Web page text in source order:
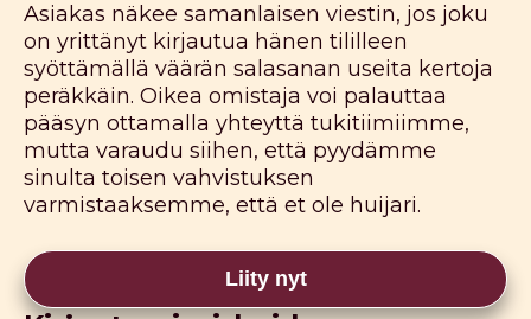
Asiakas näkee samanlaisen viestin, jos joku
on yrittänyt kirjautua hänen tililleen
syöttämällä väärän salasanan useita kertoja
peräkkäin. Oikea omistaja voi palauttaa
pääsyn ottamalla yhteyttä tukitiimiimme,
mutta varaudu siihen, että pyydämme
sinulta toisen vahvistuksen
varmistaaksemme, että et ole huijari.
Liity nyt